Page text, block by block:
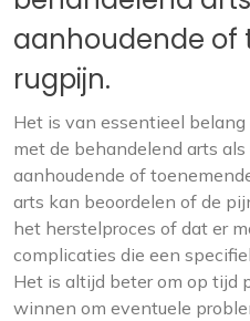
aanhoudende of
rugpijn.
Het is van essentieel
met de behandelend arts
aanhoudende of
arts kan beoordelen of de
het herstelproces of dat er
complicaties die een
Het is altijd beter om op tijd
winnen om eventuele